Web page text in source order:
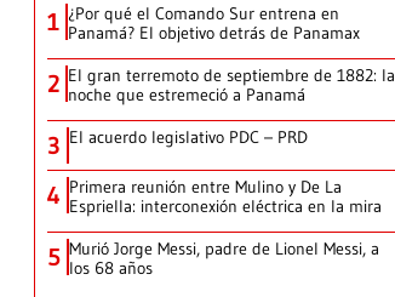
1 ¿Por qué el Comando Sur entrena en
Panamá? El objetivo detrás de Panamax
2 El gran terremoto de septiembre de 1882: la
noche que estremeció a Panamá
3 El acuerdo legislativo PDC – PRD
4 Primera reunión entre Mulino y De La
Espriella: interconexión eléctrica en la mira
5 Murió Jorge Messi, padre de Lionel Messi, a
los 68 años